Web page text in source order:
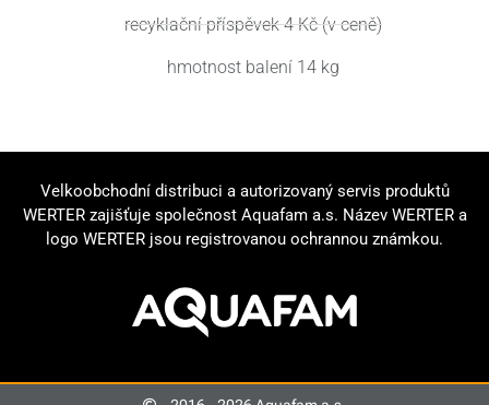
recyklační příspěvek 4 Kč (v ceně)
hmotnost balení 14 kg
Velkoobchodní distribuci a autorizovaný servis produktů
WERTER zajišťuje společnost Aquafam a.s. Název WERTER a
logo WERTER jsou registrovanou ochrannou známkou.